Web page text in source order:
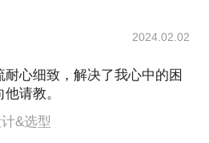
2024.02.02
心细致，解决了我心中的困
请教。
&选型